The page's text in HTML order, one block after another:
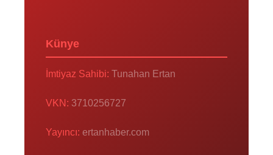
Künye
İmtiyaz Sahibi: Tunahan Ertan
VKN: 3710256727
Yayıncı: ertanhaber.com